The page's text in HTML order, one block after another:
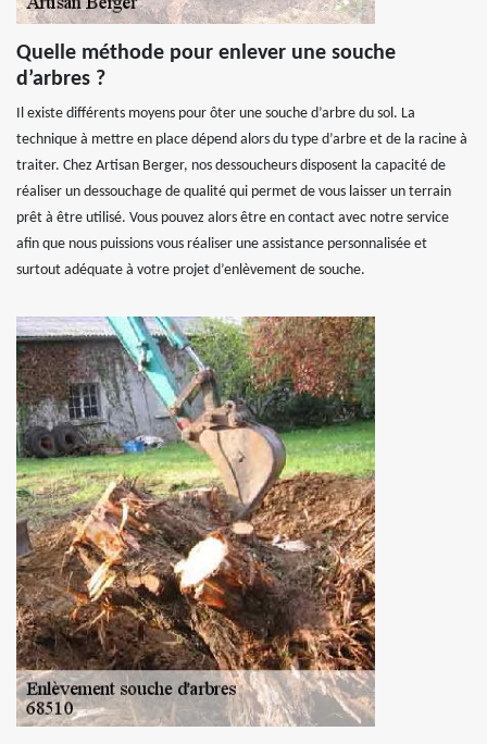
Quelle méthode pour enlever une souche
d’arbres ?
Il existe différents moyens pour ôter une souche d’arbre du sol. La
technique à mettre en place dépend alors du type d’arbre et de la racine à
traiter. Chez Artisan Berger, nos dessoucheurs disposent la capacité de
réaliser un dessouchage de qualité qui permet de vous laisser un terrain
prêt à être utilisé. Vous pouvez alors être en contact avec notre service
afin que nous puissions vous réaliser une assistance personnalisée et
surtout adéquate à votre projet d’enlèvement de souche.